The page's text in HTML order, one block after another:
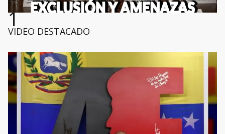
1
VIDEO DESTACADO